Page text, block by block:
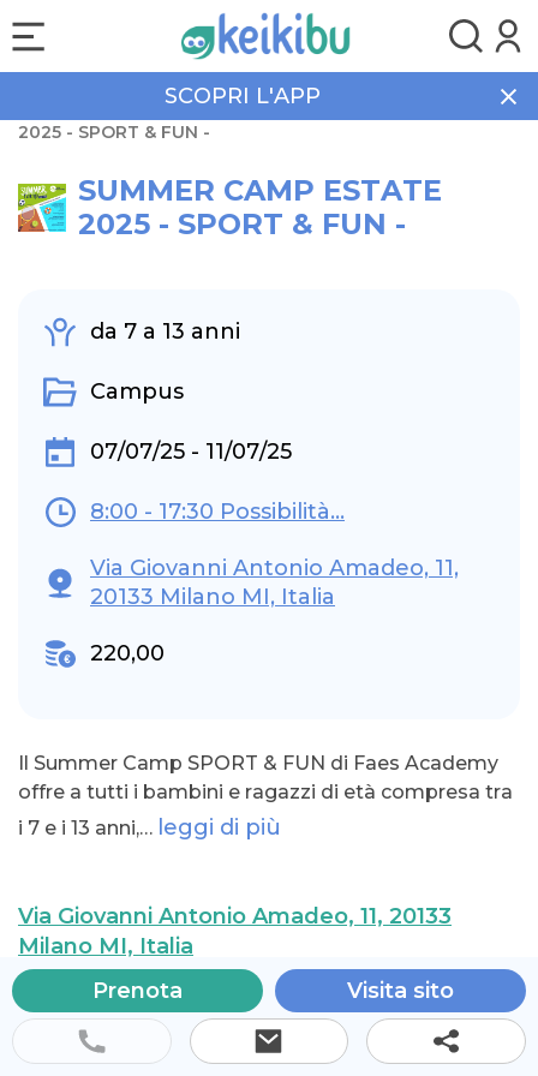
SCOPRI L'APP
Campus
SUMMER CAMP ESTATE
2025 - SPORT & FUN -
SUMMER CAMP ESTATE
2025 - SPORT & FUN -
da 7 a 13 anni
Campus
07/07/25 - 11/07/25
8:00 - 17:30 Possibilità...
Via Giovanni Antonio Amadeo, 11,
20133 Milano MI, Italia
220,00
Il Summer Camp SPORT & FUN di Faes Academy
offre a tutti i bambini e ragazzi di età compresa tra
i 7 e i 13 anni,… leggi di più
Via Giovanni Antonio Amadeo, 11, 20133
Milano MI, Italia
Prenota
Visita sito